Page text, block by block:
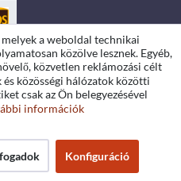
a weboldal technikai
közölve lesznek. Egyéb,
közvetlen reklámozási célt
közösségi hálózatok közötti
csak az Ön belegyezésével
információk
Konfiguráció